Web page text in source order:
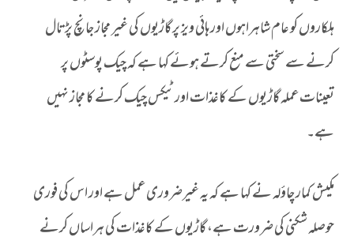
ہلکاروں کو عام شاہراہوں اور ہائی ویز پر گاڑیوں کی غیر مجاز جانچ پڑتال
کرنے سے سختی سے منع کرتے ہوئے کہا ہے کہ چیک پوسٹوں پر
تعینات عملہ گاڑیوں کے کاغذات اور ٹیکس چیک کرنے کا مجاز نہیں
ہے۔
مکیش کمار چاؤلہ نے کہا ہے کہ یہ غیرضروری عمل ہے اور اس کی فوری
حوصلہ شکنی کی ضرورت ہے، گاڑیوں کے کاغذات کی ہراساں کرنے